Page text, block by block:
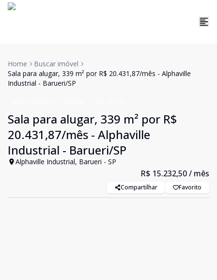
Home
Buscar imóvel
Sala para alugar, 339 m² por R$ 20.431,87/mês - Alphaville
Industrial - Barueri/SP
Sala para alugar, 339 m² por R$
20.431,87/mês - Alphaville
Industrial - Barueri/SP
Alphaville Industrial, Barueri - SP
R$ 15.232,50/ mês
Compartilhar Favorito